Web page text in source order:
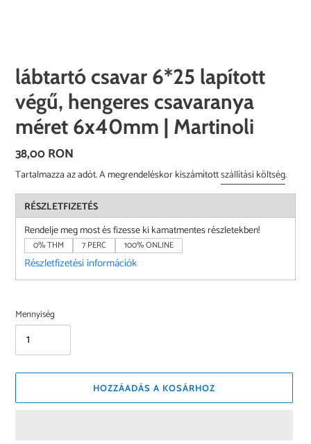
lábtartó csavar 6*25 lapított
végű, hengeres csavaranya
méret 6x40mm | Martinoli
Normál
ár
38,00 RON
Tartalmazza az adót. A megrendeléskor kiszámítottszállítási költség.
RÉSZLETFIZETÉS
Rendelje meg most és fizesse ki kamatmentes részletekben!
0% THM 7 PERC 100% ONLINE
Részletfizetési információk
Mennyiség
HOZZÁADÁS A KOSÁRHOZ